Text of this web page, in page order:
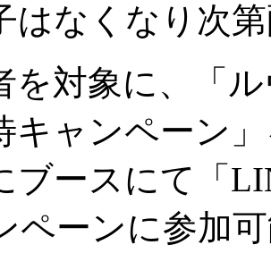
なくなり次
対象に、「
キャンペーン
ブースにて「
ペーンに参加